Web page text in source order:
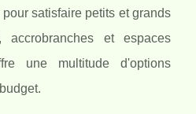
pour satisfaire petits et grands
et espaces
une multitude d'options